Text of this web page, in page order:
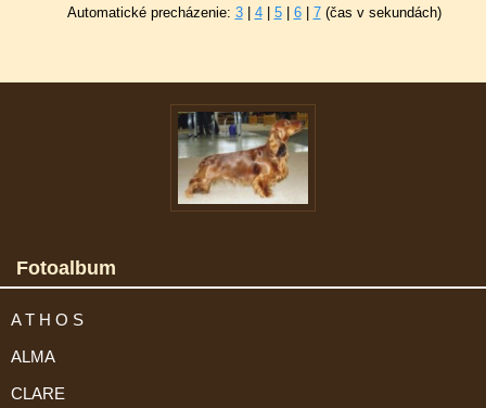
Automatické precházenie: 3| 4| 5| 6| 7(čas v sekundách)
Fotoalbum
A T H O S
ALMA
CLARE